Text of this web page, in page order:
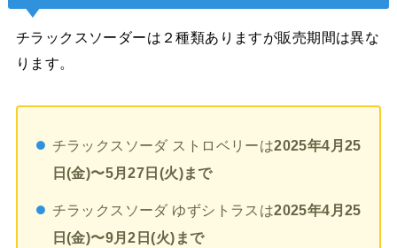
チラックスソーダーは２種類ありますが販売期間は異な
ります。
チラックスソーダ ストロベリーは2025年4月25
日(金)〜5月27日(火)まで
チラックスソーダ ゆずシトラスは2025年4月25
日(金)〜9月2日(火)まで